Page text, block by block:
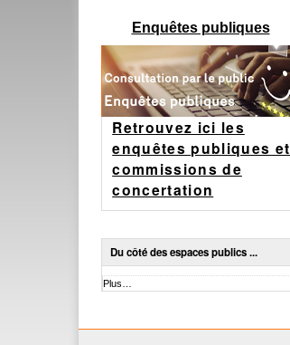
Enquêtes publiques
Retrouvez ici les
enquêtes publiques et
commissions de
concertation
Du côté des espaces publics ...
Du
Plus…